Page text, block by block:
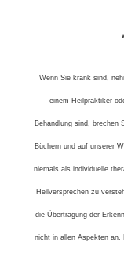
Wenn Sie krank sind,
einem Heilpraktiker
Behandlung sind, brechen
Büchern und auf unserer
niemals als individuelle
Heilversprechen zu
die Übertragung der
nicht in allen Aspekten an.